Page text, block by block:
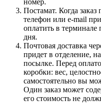
Постамат. Когда
телефон или e-mail
оплатить в
дня.
Почтовая доставка
придет в отделение,
посылке. Перед
коробки: вес,
самостоятельно вы
Один заказ может
его стоимость не